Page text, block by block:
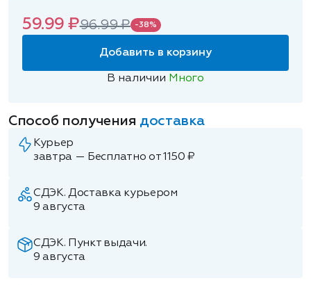
59.99 ₽96.99 ₽ -38%
Добавить в корзину
В наличии Много
Способ получения доставка
Курьер
завтра — Бесплатно от 1150 ₽
СДЭК. Доставка курьером
9 августа
СДЭК. Пункт выдачи.
9 августа